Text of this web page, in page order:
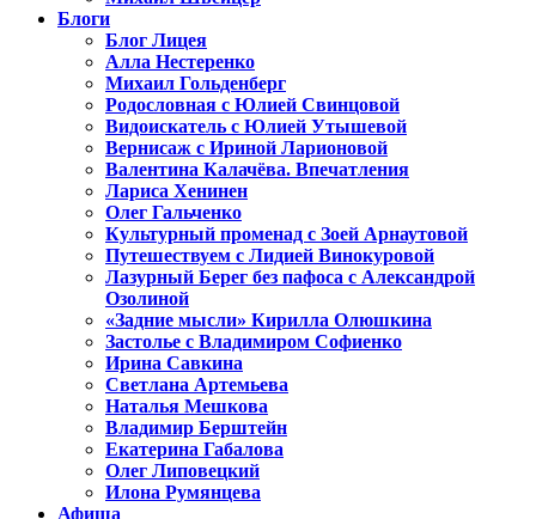
Блоги
Блог Лицея
Алла Нестеренко
Михаил Гольденберг
Родословная с Юлией Свинцовой
Видоискатель с Юлией Утышевой
Вернисаж с Ириной Ларионовой
Валентина Калачёва. Впечатления
Лариса Хенинен
Олег Гальченко
Культурный променад с Зоей Арнаутовой
Путешествуем с Лидией Винокуровой
Лазурный Берег без пафоса с Александрой
Озолиной
«Задние мысли» Кирилла Олюшкина
Застолье с Владимиром Софиенко
Ирина Савкина
Светлана Артемьева
Наталья Мешкова
Владимир Берштейн
Екатерина Габалова
Олег Липовецкий
Илона Румянцева
Афиша